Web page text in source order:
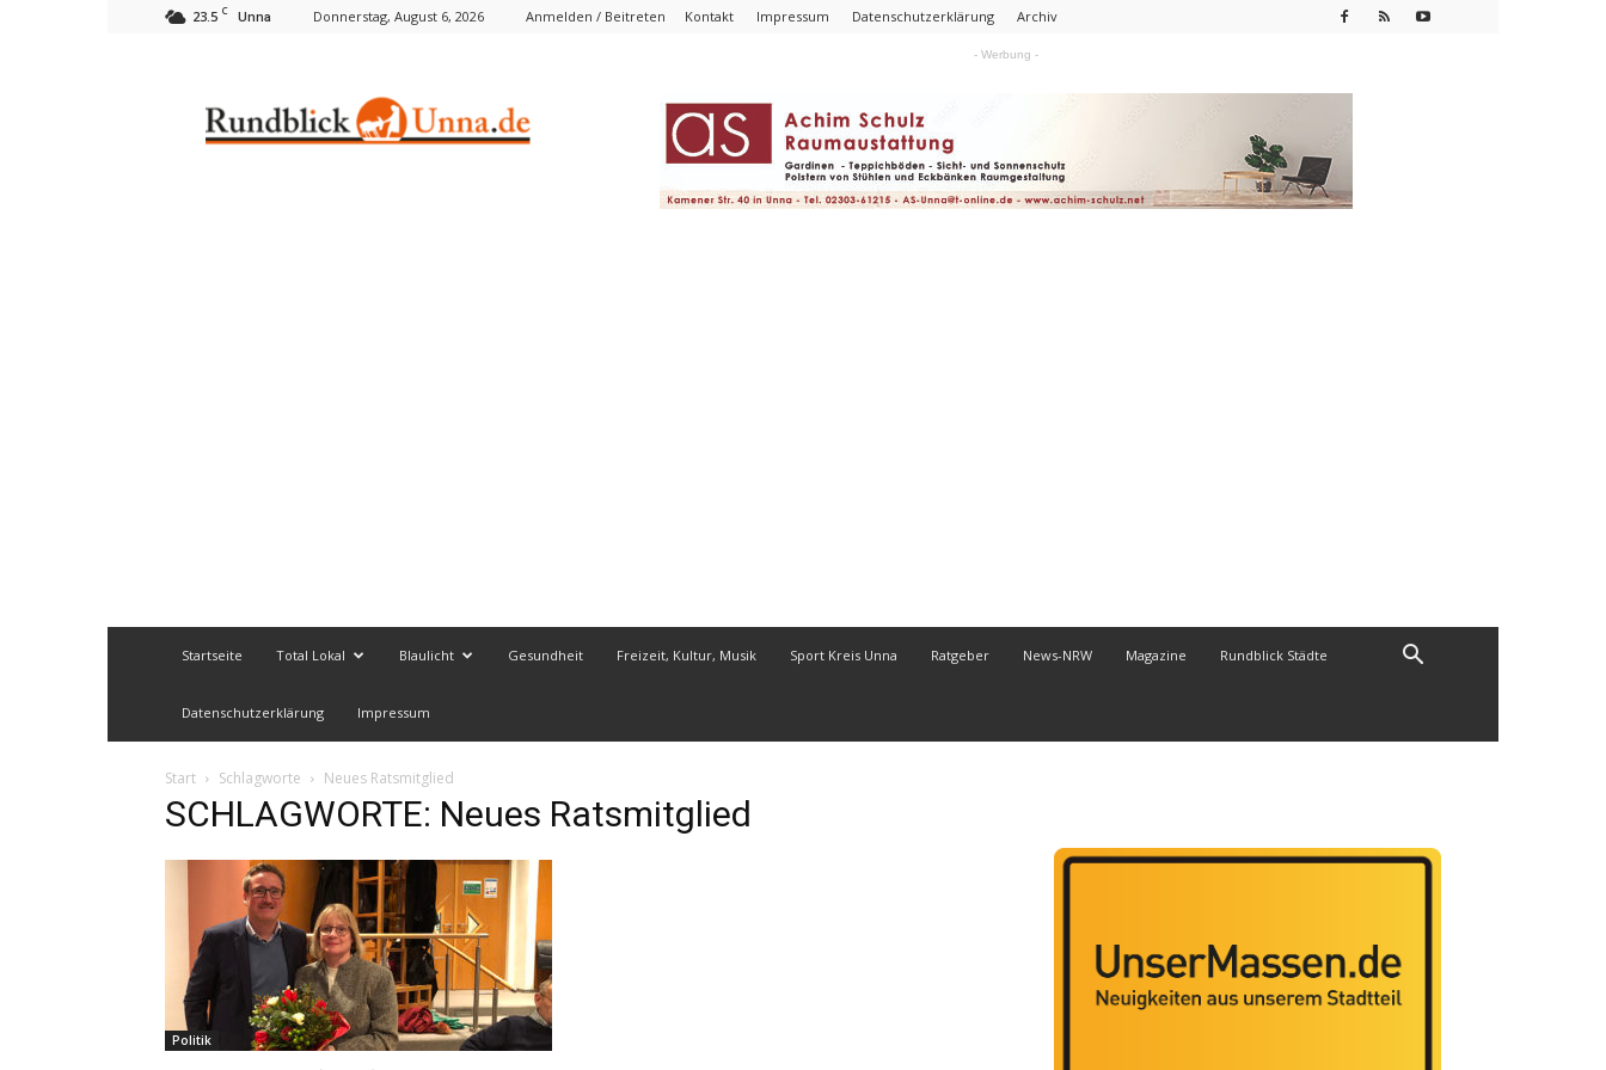
23.5 C Unna Donnerstag, August 6, 2026 Anmelden / Beitreten Kontakt Impressum Datenschutzerklärung Archiv
- Werbung -
Startseite Total Lokal Blaulicht Gesundheit Freizeit, Kultur, Musik Sport Kreis Unna Ratgeber News-NRW Magazine Rundblick Städte
Datenschutzerklärung Impressum
Start Schlagworte Neues Ratsmitglied
SCHLAGWORTE: Neues Ratsmitglied
Politik